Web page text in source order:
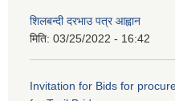
शिलबन्दी दरभाउ पत्र आह्वान
मिति: 03/25/2022 - 16:42
Invitation for Bids for